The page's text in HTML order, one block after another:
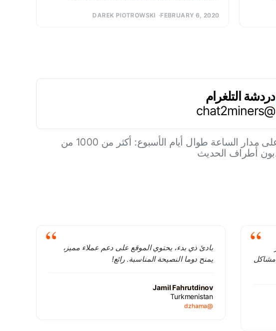
FEBRUARY 6, 2020
DAREK PIOTROWSKI
دردشة التلغرام
@chat2miners
دعم المنتدى على مدار الساعة طوال أيام الأسبوع: أكثر من 1000 من
أطراف الحديث
بادئ ذي بدء، يحتوي الموقع على دعم عملاء مميز،
يمنح دوما النصيحة المناسبة. رائع!
Jamil Fahrutdinov
Turkmenistan
@dzhama
مشاكل